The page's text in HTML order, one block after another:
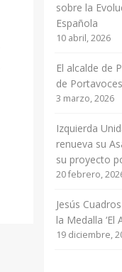
sobre la
Española
10 abril, 2026
El alcalde de
de
3 marzo, 2026
Izquierda
renueva su
su proyecto
20 febrero,
Jesús
la Medalla ‘El
19 diciembre,